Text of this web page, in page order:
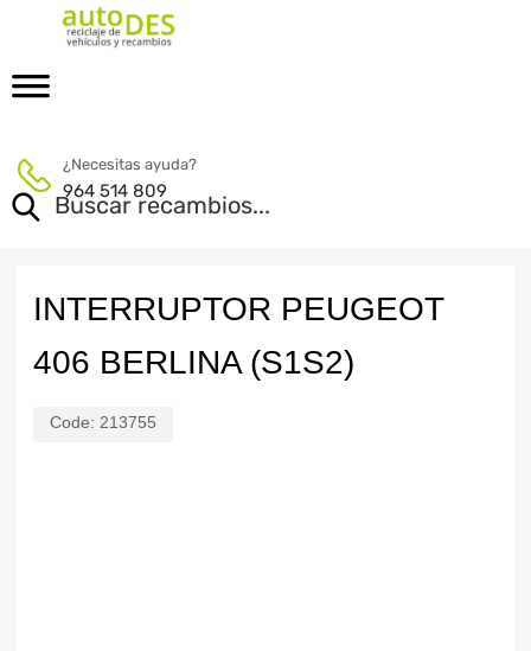
¿Necesitas ayuda?
964 514 809
INTERRUPTOR PEUGEOT
406 BERLINA (S1S2)
Code: 213755